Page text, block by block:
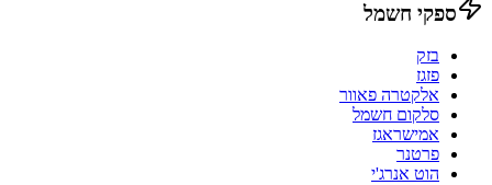
ספקי חשמל
בזק
פזגז
אלקטרה פאוור
סלקום חשמל
אמישראגז
פרטנר
הוט אנרג'י